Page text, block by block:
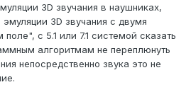
3D звучания в наушниках,
3D звучания с двумя
с 5.1 или 7.1 системой сказать
алгоритмам не переплюнуть
непосредственно звука это не